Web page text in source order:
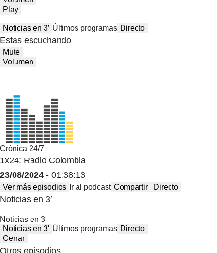
Play
Noticias en 3′ Últimos programas Directo
Estas escuchando
Mute
Volumen
Crónica 24/7
1x24: Radio Colombia
23/08/2024 - 01:38:13
Ver más episodios Ir al podcast Compartir Directo
Noticias en 3′
Noticias en 3′
Noticias en 3′ Últimos programas Directo
Cerrar
Otros episodios